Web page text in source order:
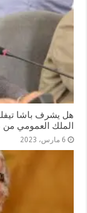
هل يشرف باشا
الملك العمومي من
6 مارس، 2023